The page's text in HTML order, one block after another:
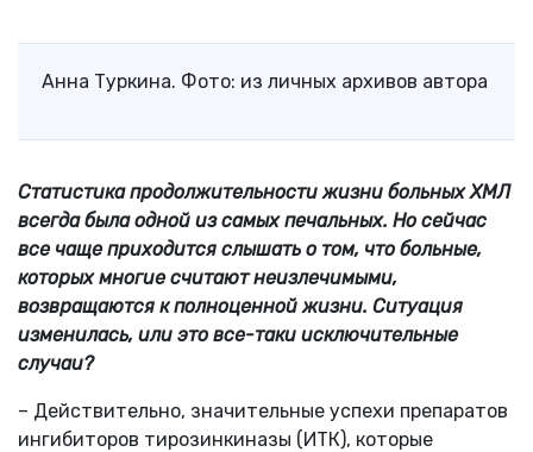
Анна Туркина. Фото: из личных архивов автора
Статистика продолжительности жизни больных ХМЛ
всегда была одной из самых печальных. Но сейчас
все чаще приходится слышать о том, что больные,
которых многие считают неизлечимыми,
возвращаются к полноценной жизни. Ситуация
изменилась, или это все-таки исключительные
случаи?
– Действительно, значительные успехи препаратов
ингибиторов тирозинкиназы (ИТК), которые